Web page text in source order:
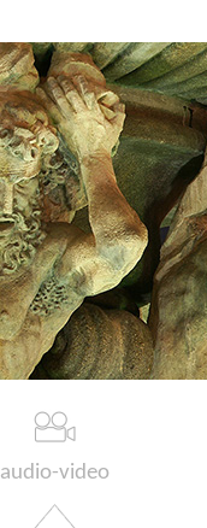
audio-video